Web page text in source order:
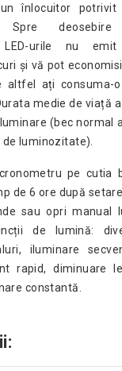
înlocuitor potrivit
Spre
LED-urile nu
și vă pot
altfel ați consuma-
medie de viață
(bec normal
luminozitate).
pe cutia
de 6 ore după
sau opri manual
de lumină:
iluminare
rapid, diminuare
constantă.